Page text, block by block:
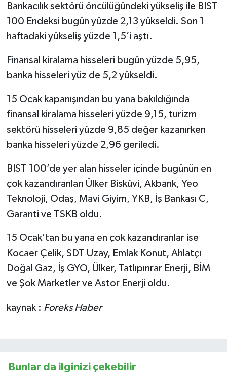
Bankacılık sektörü öncülüğündeki yükseliş ile BIST
100 Endeksi bugün yüzde 2,13 yükseldi. Son 1
haftadaki yükseliş yüzde 1,5’i aştı.
Finansal kiralama hisseleri bugün yüzde 5,95,
banka hisseleri yüz de 5,2 yükseldi.
15 Ocak kapanışından bu yana bakıldığında
finansal kiralama hisseleri yüzde 9,15, turizm
sektörü hisseleri yüzde 9,85 değer kazanırken
banka hisseleri yüzde 2,96 geriledi.
BIST 100’de yer alan hisseler içinde bugünün en
çok kazandıranları Ülker Bisküvi, Akbank, Yeo
Teknoloji, Odaş, Mavi Giyim, YKB, İş Bankası C,
Garanti ve TSKB oldu.
15 Ocak’tan bu yana en çok kazandıranlar ise
Kocaer Çelik, SDT Uzay, Emlak Konut, Ahlatçı
Doğal Gaz, İş GYO, Ülker, Tatlıpınrar Enerji, BİM
ve Şok Marketler ve Astor Enerji oldu.
kaynak : Foreks Haber
Bunlar da ilginizi çekebilir